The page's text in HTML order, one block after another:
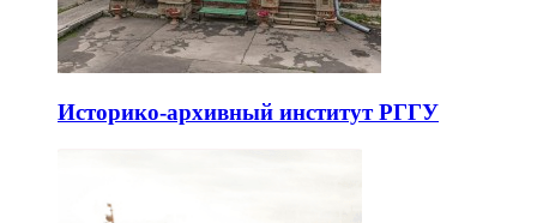
Историко-архивный институт РГГУ